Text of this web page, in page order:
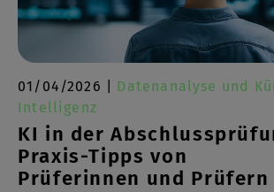
01/04/2026 | Datenanalyse und
Intelligenz
KI in der
Praxis-Tipps von
Prüferinnen und Prüfern